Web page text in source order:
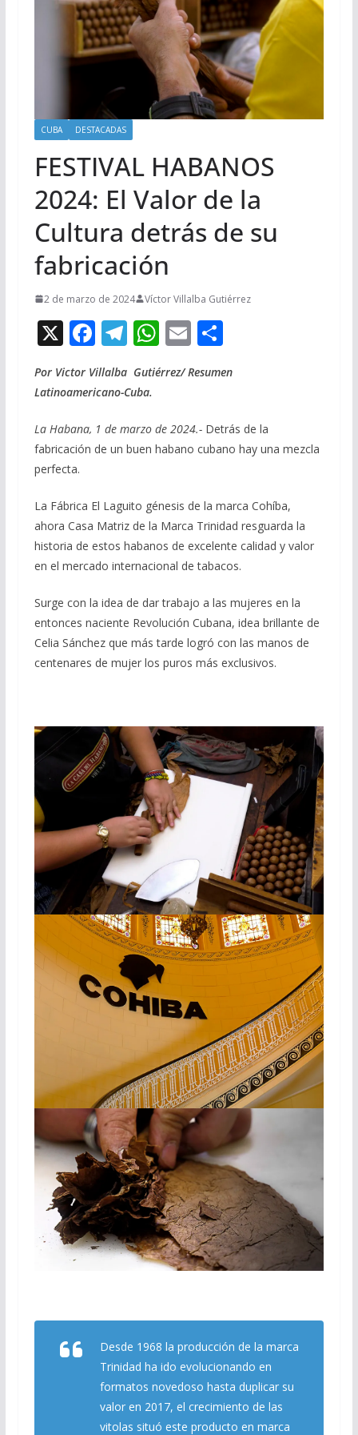
CUBA DESTACADAS
FESTIVAL HABANOS
2024: El Valor de la
Cultura detrás de su
fabricación
2 de marzo de 2024 Víctor Villalba Gutiérrez
X F
ac
e
o
o
T
e
a
m
W
h
at
A
p
E
ai
C
m
ar
ti
Por Victor Villalba Gutiérrez/ Resumen
Latinoamericano-Cuba.
La Habana, 1 de marzo de 2024.-Detrás de la
fabricación de un buen habano cubano hay una mezcla
perfecta.
La Fábrica El Laguito génesis de la marca Cohíba,
ahora Casa Matriz de la Marca Trinidad resguarda la
historia de estos habanos de excelente calidad y valor
en el mercado internacional de tabacos.
Surge con la idea de dar trabajo a las mujeres en la
entonces naciente Revolución Cubana, idea brillante de
Celia Sánchez que más tarde logró con las manos de
centenares de mujer los puros más exclusivos.
Desde 1968 la producción de la marca
Trinidad ha ido evolucionando en
formatos novedoso hasta duplicar su
valor en 2017, el crecimiento de las
vitolas situó este producto en marca